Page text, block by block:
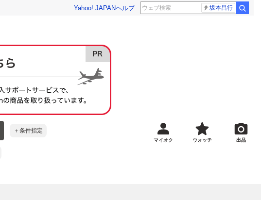
Yahoo! JAPANヘルプ 坂本昌行
＋条件指定
マイオク ウォッチ 出品